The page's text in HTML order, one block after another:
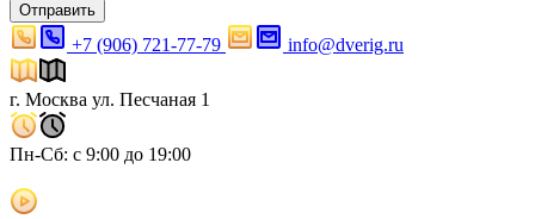
Отправить
+7 (906) 721-77-79 info@dverig.ru
г. Москва ул. Песчаная 1
Пн-Сб: с 9:00 до 19:00